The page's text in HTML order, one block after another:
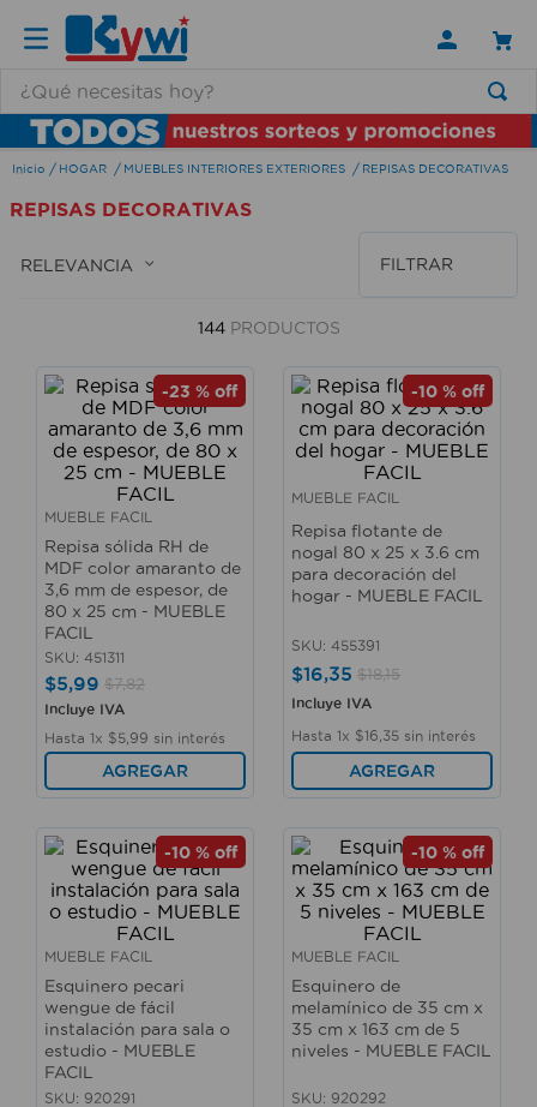
HOGAR MUEBLES INTERIORES EXTERIORES REPISAS DECORATIVAS
REPISAS DECORATIVAS
RELEVANCIA FILTRAR
144 PRODUCTOS
-23 % off
MUEBLE FACIL
Repisa sólida RH de
MDF color amaranto de
3,6 mm de espesor, de
80 x 25 cm - MUEBLE
FACIL
SKU: 451311
$5,99 $7,82
Incluye IVA
Hasta 1x $5 99 sin interés
AGREGAR
-10 % off
MUEBLE FACIL
Repisa flotante de
nogal 80 x 25 x 3.6 cm
para decoración del
hogar - MUEBLE FACIL
SKU: 455391
$16,35 $18,15
Incluye IVA
Hasta 1x $16 35 sin interés
AGREGAR
-10 % off
MUEBLE FACIL
Esquinero pecari
wengue de fácil
instalación para sala o
estudio - MUEBLE
FACIL
SKU: 920291
-10 % off
MUEBLE FACIL
Esquinero de
melamínico de 35 cm x
35 cm x 163 cm de 5
niveles - MUEBLE FACIL
SKU: 920292
TÉRMINOS MÁS BUSCADOS
1.
lamparas
2.
ducha
3.
silla
escritorio
cerradura
aspiradora
lavamanos
taladro